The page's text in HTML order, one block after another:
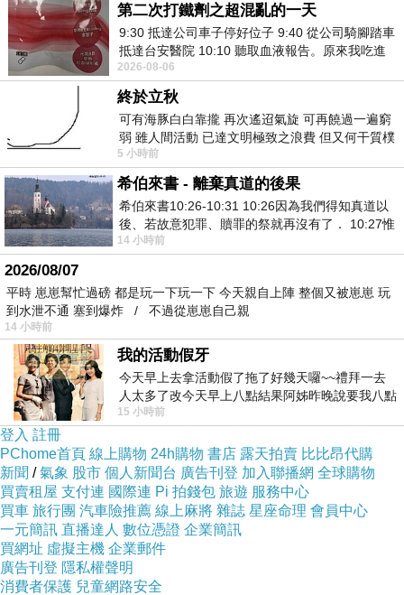
美國、日本、東盟和中國香港等國傢和地區，而
且長期處於逆差狀態。因此，如何提升我國服務
貿易產業，是改變經濟發展方式、實現國富民強
的重要途徑。重慶市常務副市長翁傑明介紹，前
三季度重慶市服務外包位於西部第一。服務貿易
76億美元，同比增長44%；離岸服務外包8.3億
美元，同比增長131%，知識流程外包高於全國
水平18個百分點；前三季度新增服務外包企業
386傢，累計1158傢；新增大學生就業1.8萬人，
累計17.8萬人。渤商所獲批跨境交易人民幣結算
業務據悉，渤海商品交易所已獲批從事現貨商品
跨境交易人民幣結算業務。業內人士分析，此舉
可以簡化國際貿易中間手續，降低國際貿易結算
和利率匯兌的風險。作為現代現貨交易市場，渤
商所首創現貨連續交易、延期交割方式，通過24
小時連續的電子交易服務，實現與國際市場接
軌。目前交易所有52個交易品種，日成交額超過
200億元。渤海商品交易所董事長閻東升說，根
據目前市場準備情況，渤商所第一批擬掛牌的跨
境交易品種為鐵礦石和天然橡膠。產品以保稅庫
的貨物為標的，不含稅凈價交易，人民幣定價人
民幣結算。人民銀行天津分行副行長蘇東海說，
第二次打鐵劑之超混亂的一天
9:30 抵達公司車子停好位子 9:40 從公司騎腳踏車
抵達台安醫院 10:10 聽取血液報告。原來我吃進
去的 B12 彌可保並非沒有吸收而是超
2026-08-06
終於立秋
可有海豚白白靠攏 再次遙迢氣旋 可再饒過一遍窮
弱 雖人間活動 已達文明極致之浪費 但又何干質樸
者 只能白白陪葬
5 小時前
希伯來書 - 離棄真道的後果
希伯來書10:26-10:31 10:26因為我們得知真道以
後、若故意犯罪、贖罪的祭就再沒有了． 10:27惟
有戰懼等候審判和那燒滅眾敵人的烈火
14 小時前
2026/08/07
平時 崽崽幫忙過磅 都是玩一下玩一下 今天親自上陣 整個又被崽崽 玩
到水泄不通 塞到爆炸 / 不過從崽崽自己親
14 小時前
我的活動假牙
今天早上去拿活動假了拖了好幾天囉~~禮拜一去
人太多了改今天早上八點結果阿姊昨晚說要我八點
去西螺農會~回到莿桐都8點半多了
15 小時前
登入 註冊
PChome首頁 線上購物 24h購物 書店 露天拍賣 比比昂代購
新聞 /氣象 股市 個人新聞台 廣告刊登 加入聯播網 全球購物
買賣租屋 支付連 國際連 Pi 拍錢包 旅遊 服務中心
買車 旅行團 汽車險推薦 線上麻將 雜誌 星座命理 會員中心
一元簡訊 直播達人 數位憑證 企業簡訊
買網址 虛擬主機 企業郵件
廣告刊登 隱私權聲明
消費者保護 兒童網路安全